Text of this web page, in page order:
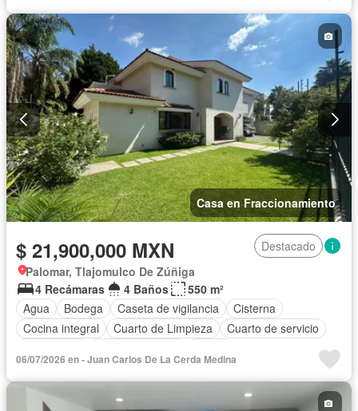
Casa en Fraccionamiento
$ 21,900,000 MXN
Destacado
Palomar, Tlajomulco De Zúñiga
4 Recámaras
4 Baños
550 m²
Agua
Bodega Caseta de vigilancia
Cisterna
Cocina integral
Cuarto de Limpieza
Cuarto de servicio
Recámara con closet
Terraza
Vista panorámica
06/07/2026 en - Juan Carlos De La Cerda Medina